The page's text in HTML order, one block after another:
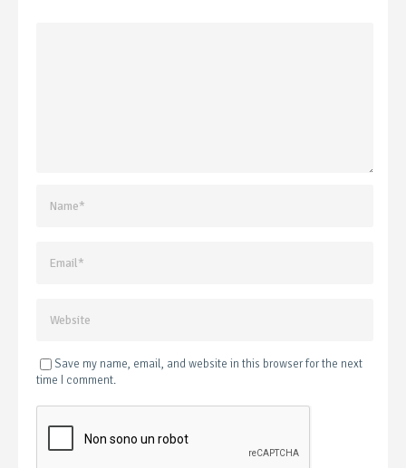
Save my name, email, and website in this browser for the next
time I comment.